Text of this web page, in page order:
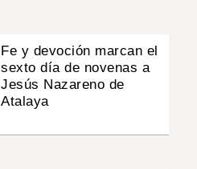
Fe y devoción marcan el
sexto día de novenas a
Jesús Nazareno de
Atalaya